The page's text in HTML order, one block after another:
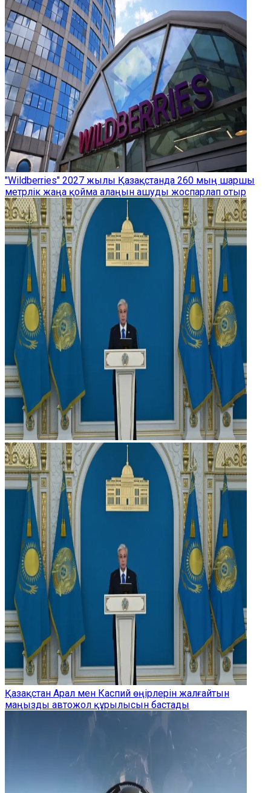
"Wildberries" 2027 жылы Қазақстанда 260 мың шаршы
метрлік жаңа қойма алаңын ашуды жоспарлап отыр
Қазақстан Арал мен Каспий өңірлерін жалғайтын
маңызды автожол құрылысын бастады